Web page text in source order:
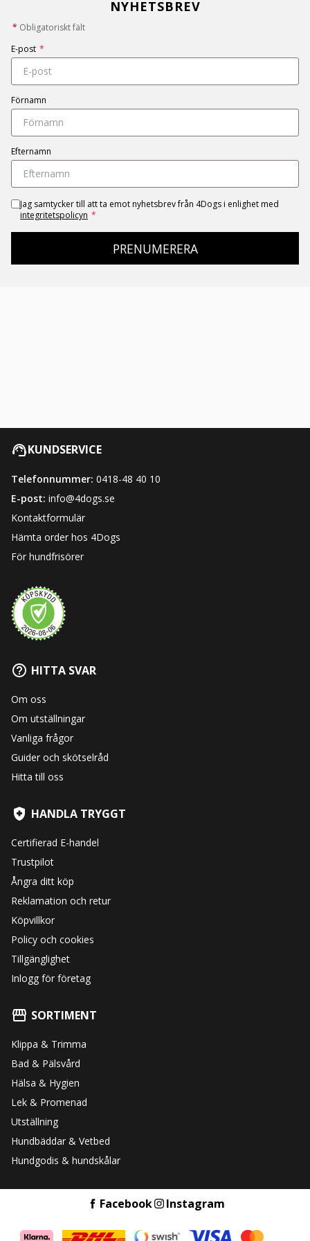
NYHETSBREV
* Obligatoriskt fält
E-post *
Förnamn
Efternamn
Jag samtycker till att ta emot nyhetsbrev från 4Dogs i enlighet med
integritetspolicyn *
PRENUMERERA
KUNDSERVICE
Telefonnummer: 0418-48 40 10
E-post: info@4dogs.se
Kontaktformulär
Hämta order hos 4Dogs
För hundfrisörer
HITTA SVAR
Om oss
Om utställningar
Vanliga frågor
Guider och skötselråd
Hitta till oss
HANDLA TRYGGT
Certifierad E-handel
Trustpilot
Ångra ditt köp
Reklamation och retur
Köpvillkor
Policy och cookies
Tillgänglighet
Inlogg för företag
SORTIMENT
Klippa & Trimma
Bad & Pälsvård
Hälsa & Hygien
Lek & Promenad
Utställning
Hundbäddar & Vetbed
Hundgodis & hundskålar
Facebook Instagram